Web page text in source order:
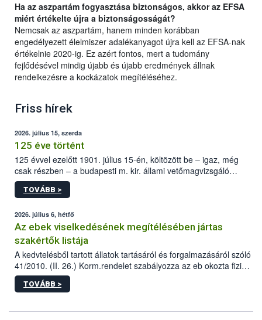
Ha az aszpartám fogyasztása biztonságos, akkor az EFSA
miért értékelte újra a biztonságosságát?
Nemcsak az aszpartám, hanem minden korábban
engedélyezett élelmiszer adalékanyagot újra kell az EFSA-nak
értékelnie 2020-ig. Ez azért fontos, mert a tudomány
fejlődésével mindig újabb és újabb eredmények állnak
rendelkezésre a kockázatok megítéléséhez.
Friss hírek
2026. július 15, szerda
125 éve történt
125 évvel ezelőtt 1901. július 15-én, költözött be – igaz, még
csak részben – a budapesti m. kir. állami vetőmagvizsgáló
állomás a Kis Rókus utca 15. szám alatti, Czigler Győző által
tervezett új épületébe.
TOVÁBB >
2026. július 6, hétfő
Az ebek viselkedésének megítélésében jártas
szakértők listája
A kedvtelésből tartott állatok tartásáról és forgalmazásáról szóló
41/2010. (II. 26.) Korm.rendelet szabályozza az eb okozta fizikai
sérülés, illetve ennek veszélye keletkezésekor felmerülő
hatósági feladatokat, valamint a veszélyes eb tartását és annak
vonni az ebek viselkedésének megítélésében jártas szakértőt.
TOVÁBB >